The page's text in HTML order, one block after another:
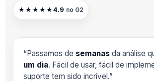
★★★★★ 4.9 no G2
“Passamos de semanas da análise
um dia. Fácil de usar, fácil de
suporte tem sido incrível.”